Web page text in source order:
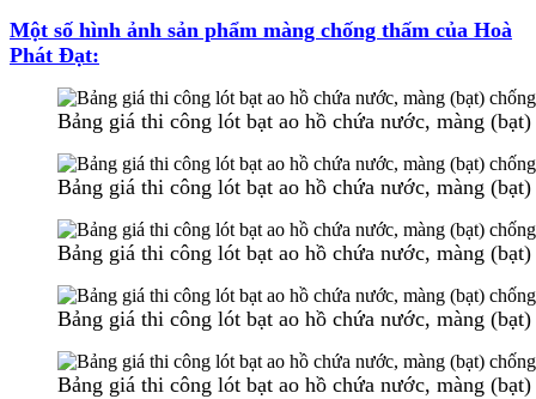
Một số hình ảnh sản phẩm màng chống thấm của Hoà
Phát Đạt:
Bảng giá thi công lót bạt ao hồ chứa nước, màng
Bảng giá thi công lót bạt ao hồ chứa nước, màng
Bảng giá thi công lót bạt ao hồ chứa nước, màng
Bảng giá thi công lót bạt ao hồ chứa nước, màng
Bảng giá thi công lót bạt ao hồ chứa nước, màng